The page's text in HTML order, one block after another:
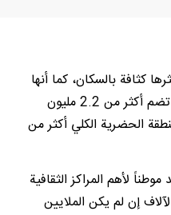
كثافة بالسكان، كما أنها
أكبر مدينة في إقليم القوقاز فهي تضم أكثر من 2.2 مليون
الحضرية الكلي أكثر من
لأهم المراكز الثقافية
إن لم يكن الملايين